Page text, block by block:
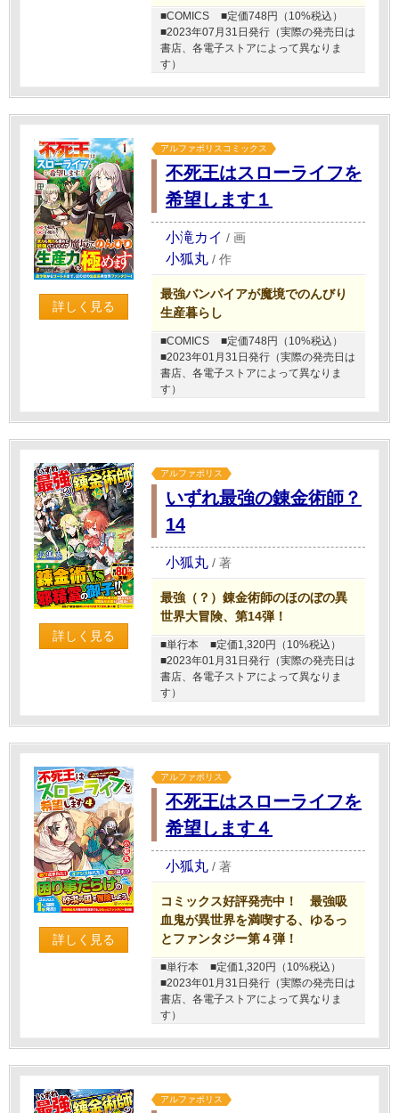
■COMICS
■定価748円（10%税込）
■2023年07月31日発行（実際の発売日は
書店、各電子ストアによって異なりま
す）
詳しく見る
アルファポリスコミックス
不死王はスローライフを
希望します１
小滝カイ / 画
小狐丸 / 作
最強バンパイアが魔境でのんびり
生産暮らし
■COMICS
■定価748円（10%税込）
■2023年01月31日発行（実際の発売日は
書店、各電子ストアによって異なりま
す）
詳しく見る
アルファポリス
いずれ最強の錬金術師？
14
小狐丸 / 著
最強（？）錬金術師のほのぼの異
世界大冒険、第14弾！
■単行本
■定価1,320円（10%税込）
■2023年01月31日発行（実際の発売日は
書店、各電子ストアによって異なりま
す）
詳しく見る
アルファポリス
不死王はスローライフを
希望します４
小狐丸 / 著
コミックス好評発売中！ 最強吸
血鬼が異世界を満喫する、ゆるっ
とファンタジー第４弾！
■単行本
■定価1,320円（10%税込）
■2023年01月31日発行（実際の発売日は
書店、各電子ストアによって異なりま
す）
アルファポリス